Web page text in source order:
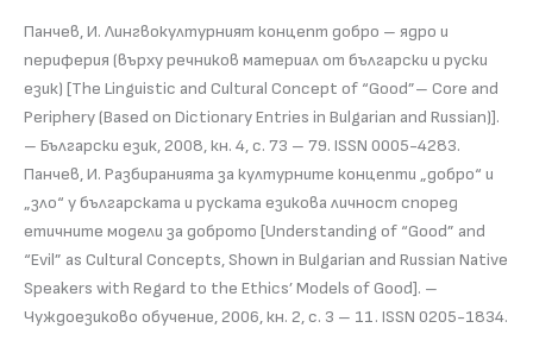
Панчев, И. Лингвокултурният концепт добро – ядро и
периферия (върху речников материал от български и руски
език) [The Linguistic and Cultural Concept of “Good”– Core and
Periphery (Based on Dictionary Entries in Bulgarian and Russian)].
– Български език, 2008, кн. 4, с. 73 – 79. ISSN 0005-4283.
Панчев, И. Разбиранията за културните концепти „добро“ и
„зло“ у българската и руската езикова личност според
етичните модели за доброто [Understanding of “Good” and
“Evil” as Cultural Concepts, Shown in Bulgarian and Russian Native
Speakers with Regard to the Ethics’ Models of Good]. –
Чуждоезиково обучение, 2006, кн. 2, с. 3 – 11. ISSN 0205-1834.